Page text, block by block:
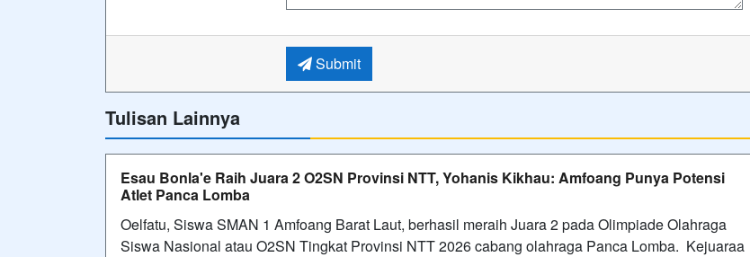
Submit
Tulisan Lainnya
Esau Bonla'e Raih Juara 2 O2SN Provinsi NTT, Yohanis Kikhau: Amfoang Punya Potensi
Atlet Panca Lomba
Oelfatu, Siswa SMAN 1 Amfoang Barat Laut, berhasil meraih Juara 2 pada Olimpiade Olahraga
Siswa Nasional atau O2SN Tingkat Provinsi NTT 2026 cabang olahraga Panca Lomba. Kejuaraa